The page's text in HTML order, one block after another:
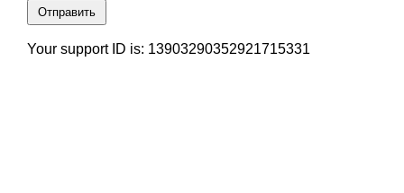
Отправить
Your support ID is: 13903290352921715331